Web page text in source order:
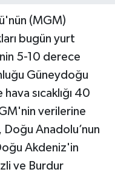
(MGM)
ları bugün yurt
5-10 derece
Güneydoğu
sıcaklığı 40
verilerine
Anadolu’nun
Akdeniz'in
ve Burdur